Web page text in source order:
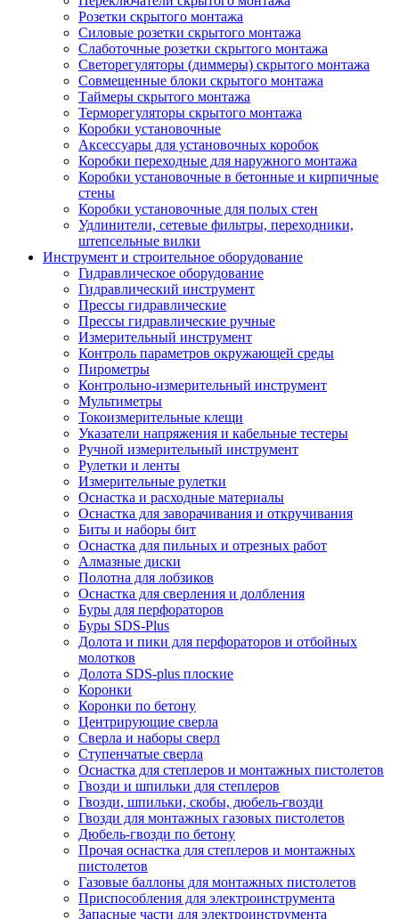
Розетки скрытого монтажа
Силовые розетки скрытого монтажа
Слаботочные розетки скрытого монтажа
Светорегуляторы (диммеры) скрытого монтажа
Совмещенные блоки скрытого монтажа
Таймеры скрытого монтажа
Терморегуляторы скрытого монтажа
Коробки установочные
Аксессуары для установочных коробок
Коробки переходные для наружного монтажа
Коробки установочные в бетонные и кирпичные
стены
Коробки установочные для полых стен
Удлинители, сетевые фильтры, переходники,
штепсельные вилки
Инструмент и строительное оборудование
Гидравлическое оборудование
Гидравлический инструмент
Прессы гидравлические
Прессы гидравлические ручные
Измерительный инструмент
Контроль параметров окружающей среды
Пирометры
Контрольно-измерительный инструмент
Мультиметры
Токоизмерительные клещи
Указатели напряжения и кабельные тестеры
Ручной измерительный инструмент
Рулетки и ленты
Измерительные рулетки
Оснастка и расходные материалы
Оснастка для заворачивания и откручивания
Биты и наборы бит
Оснастка для пильных и отрезных работ
Алмазные диски
Полотна для лобзиков
Оснастка для сверления и долбления
Буры для перфораторов
Буры SDS-Plus
Долота и пики для перфораторов и отбойных
молотков
Долота SDS-plus плоские
Коронки
Коронки по бетону
Центрирующие сверла
Сверла и наборы сверл
Ступенчатые сверла
Оснастка для степлеров и монтажных пистолетов
Гвозди и шпильки для степлеров
Гвозди, шпильки, скобы, дюбель-гвозди
Гвозди для монтажных газовых пистолетов
Дюбель-гвозди по бетону
Прочая оснастка для степлеров и монтажных
пистолетов
Газовые баллоны для монтажных пистолетов
Приспособления для электроинструмента
Запасные части для электроинструмента